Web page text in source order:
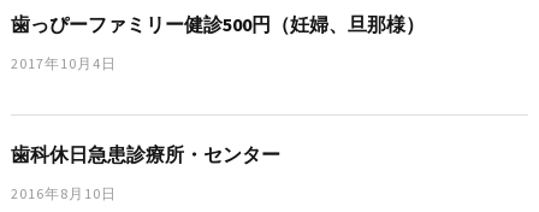
歯っぴーファミリー健診500円（妊婦、旦那様）
2017年10月4日
歯科休日急患診療所・センター
2016年8月10日